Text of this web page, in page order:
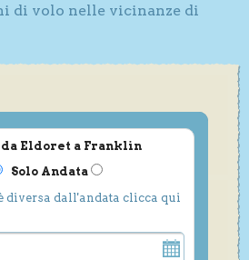
di volo nelle vicinanze di
Eldoret a Franklin
Solo Andata
diversa dall'andata clicca qui